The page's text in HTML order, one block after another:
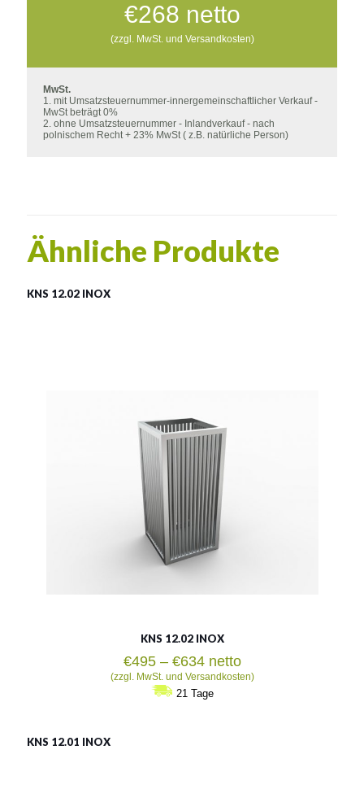
€268 netto
(zzgl. MwSt. und Versandkosten)
MwSt.
1. mit Umsatzsteuernummer-innergemeinschaftlicher Verkauf -
MwSt beträgt 0%
2. ohne Umsatzsteuernummer - Inlandverkauf - nach
polnischem Recht + 23% MwSt ( z.B. natürliche Person)
Ähnliche Produkte
KNS 12.02 INOX
Siehe mehr
KNS 12.02 INOX
€495 – €634Preisspanne:
€495
bis
netto
(zzgl. MwSt. und Versandkosten)
21 Tage
KNS 12.01 INOX